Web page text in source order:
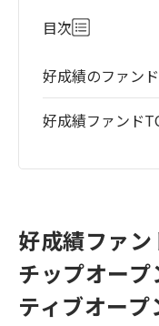
目次
好成績のファン
好成績ファンド
好成績ファ
チップオー
ティブオープ